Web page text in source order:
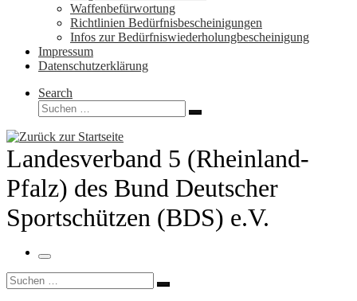
Waffenbefürwortung
Richtlinien Bedürfnisbescheinigungen
Infos zur Bedürfniswiederholungbescheinigung
Impressum
Datenschutzerklärung
Search
Suche
Suchen …
Landesverband 5 (Rheinland-
Pfalz) des Bund Deutscher
Sportschützen (BDS) e.V.
Menü
Suche
Suchen …